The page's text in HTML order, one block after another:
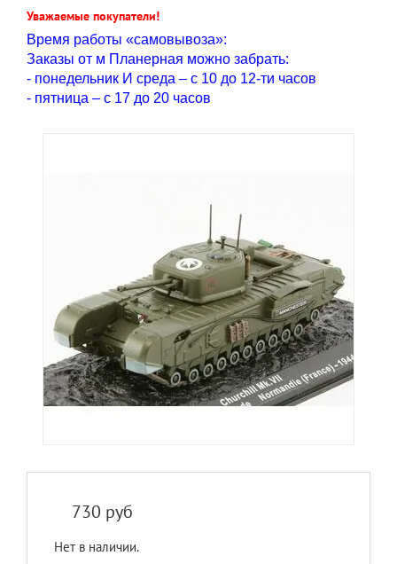
Уважаемые покупатели!
Время работы «самовывоза»:
Заказы от м Планерная можно забрать:
- понедельник И среда – с 10 до 12-ти часов
- пятница – с 17 до 20 часов
730 руб
Нет в наличии.